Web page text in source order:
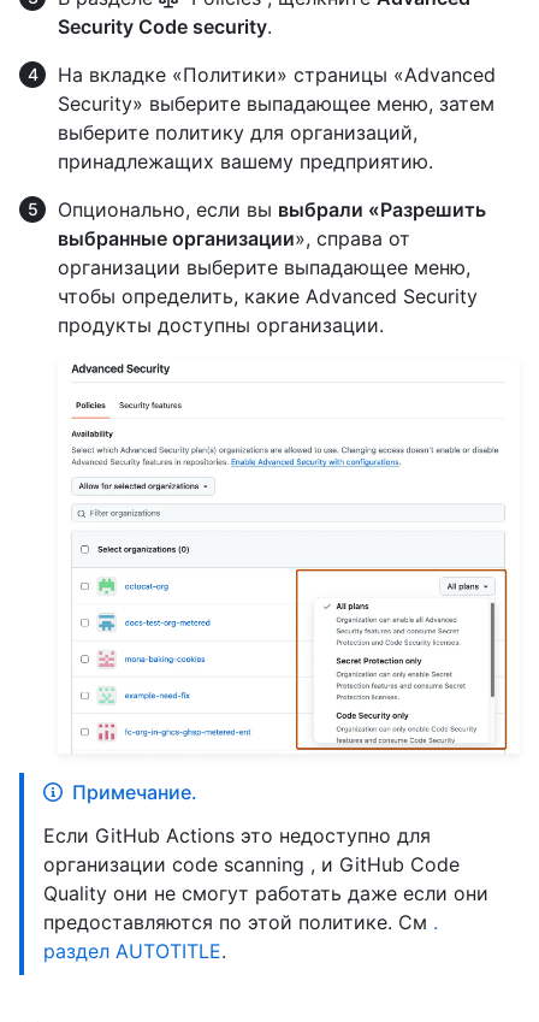
Security Code security.
На вкладке «Политики» страницы «Advanced
Security» выберите выпадающее меню, затем
выберите политику для организаций,
принадлежащих вашему предприятию.
Опционально, если вы выбрали «Разрешить
выбранные организации», справа от
организации выберите выпадающее меню,
чтобы определить, какие Advanced Security
продукты доступны организации.
Примечание.
Если GitHub Actions это недоступно для
организации code scanning , и GitHub Code
Quality они не смогут работать даже если они
предоставляются по этой политике. См .
раздел AUTOTITLE.